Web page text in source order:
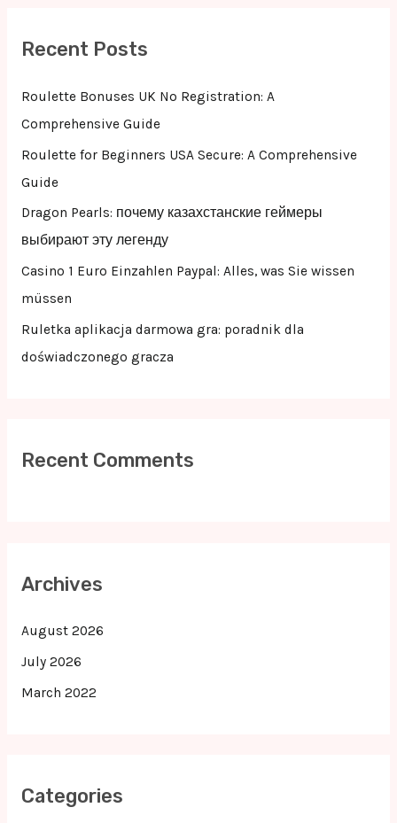
f
o
Recent Posts
Roulette Bonuses UK No Registration: A
Comprehensive Guide
Roulette for Beginners USA Secure: A Comprehensive
Guide
Dragon Pearls: почему казахстанские геймеры
выбирают эту легенду
Casino 1 Euro Einzahlen Paypal: Alles, was Sie wissen
müssen
Ruletka aplikacja darmowa gra: poradnik dla
doświadczonego gracza
Recent Comments
Archives
August 2026
July 2026
March 2022
Categories